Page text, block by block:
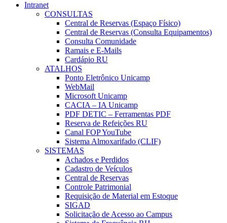
Intranet
CONSULTAS
Central de Reservas (Espaço Físico)
Central de Reservas (Consulta Equipamentos)
Consulta Comunidade
Ramais e E-Mails
Cardápio RU
ATALHOS
Ponto Eletrônico Unicamp
WebMail
Microsoft Unicamp
CACIA – IA Unicamp
PDF DETIC – Ferramentas PDF
Reserva de Refeições RU
Canal FOP YouTube
Sistema Almoxarifado (CLIF)
SISTEMAS
Achados e Perdidos
Cadastro de Veículos
Central de Reservas
Controle Patrimonial
Requisição de Material em Estoque
SIGAD
Solicitação de Acesso ao Campus